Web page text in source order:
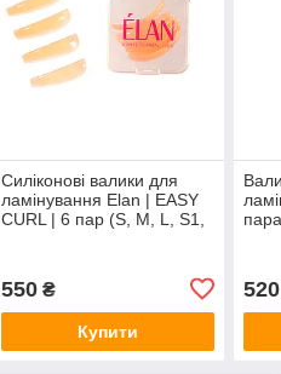
Силіконові валики для
ламінування Elan | EASY
CURL | 6 пар (S, M, L, S1,
550₴
Купити
520